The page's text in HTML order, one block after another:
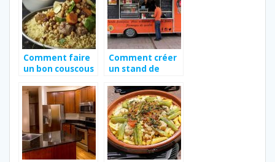
Comment faire
un bon couscous
Comment créer
un stand de
ambulant ?